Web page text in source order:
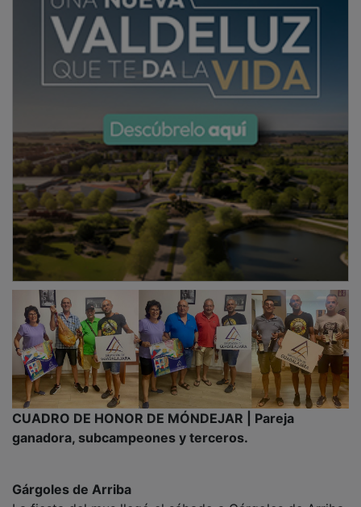
CUADRO DE HONOR DE MÓNDEJAR | Pareja
ganadora, subcampeones y terceros.
La fiesta del mus llegó el sábado a Gárgoles de Arriba,